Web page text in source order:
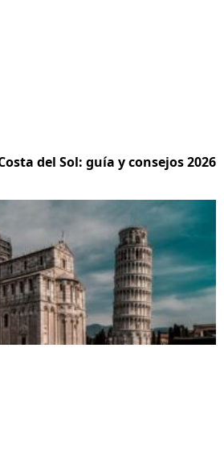
del Sol: guía y consejos 2026